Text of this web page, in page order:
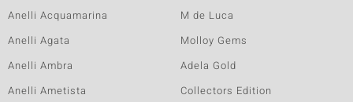
Anelli Acquamarina
Anelli Agata
Anelli Ambra
Anelli Ametista
M de Luca
Molloy Gems
Adela Gold
Collectors Edition